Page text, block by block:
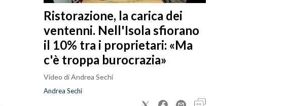
Ristorazione, la carica dei
ventenni. Nell'Isola sfiorano
il 10% tra i proprietari: «Ma
c'è troppa burocrazia»
Video di Andrea Sechi
Andrea Sechi